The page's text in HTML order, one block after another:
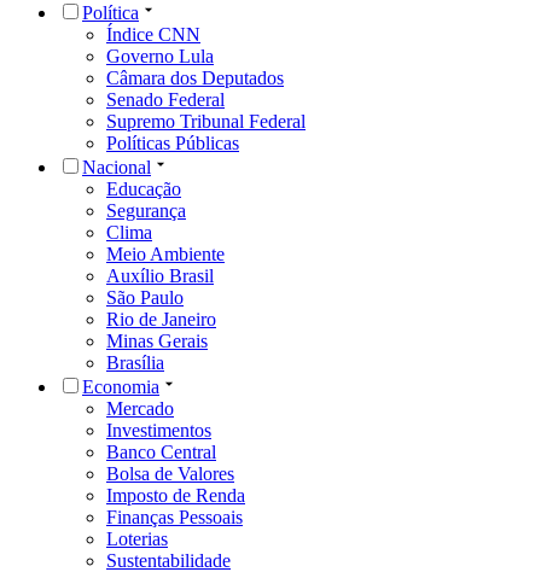
Política
Índice CNN
Governo Lula
Câmara dos Deputados
Senado Federal
Supremo Tribunal Federal
Políticas Públicas
Nacional
Educação
Segurança
Clima
Meio Ambiente
Auxílio Brasil
São Paulo
Rio de Janeiro
Minas Gerais
Brasília
Economia
Mercado
Investimentos
Banco Central
Bolsa de Valores
Imposto de Renda
Finanças Pessoais
Loterias
Sustentabilidade